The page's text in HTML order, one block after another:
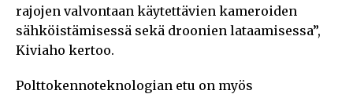
rajojen valvontaan käytettävien kameroiden
sähköistämisessä sekä droonien lataamisessa”,
Kiviaho kertoo.
Polttokennoteknologian etu on myös